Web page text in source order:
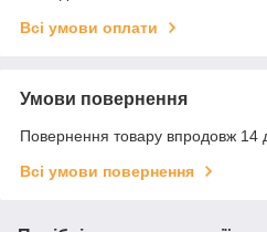
Всі умови оплати
Умови повернення
Повернення товару впродовж 14
Всі умови повернення